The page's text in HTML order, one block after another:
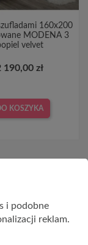
160x200
MODENA 3
velvet
190,00 zł
KOSZYKA
NIEDOSTĘPNY
i podobne
reklam.